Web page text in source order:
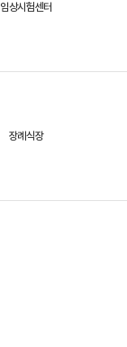
임상시험센터
장례식장